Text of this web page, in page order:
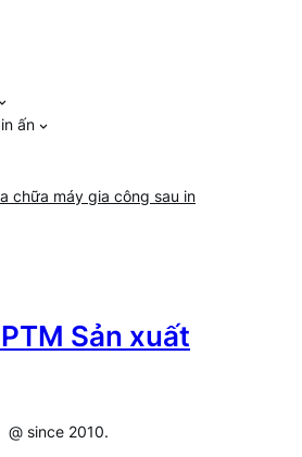
ấn
chữa máy gia công sau in
Sản xuất
@ since 2010.